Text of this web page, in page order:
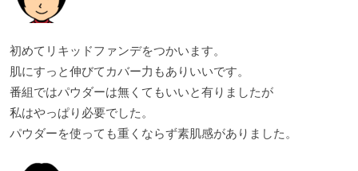
初めてリキッドファンデをつかいます。
肌にすっと伸びてカバー力もありいいです。
番組ではパウダーは無くてもいいと有りましたが
私はやっぱり必要でした。
パウダーを使っても重くならず素肌感がありました。